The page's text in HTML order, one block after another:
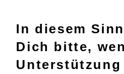
In diesem
Dich bitte,
Unterstützung